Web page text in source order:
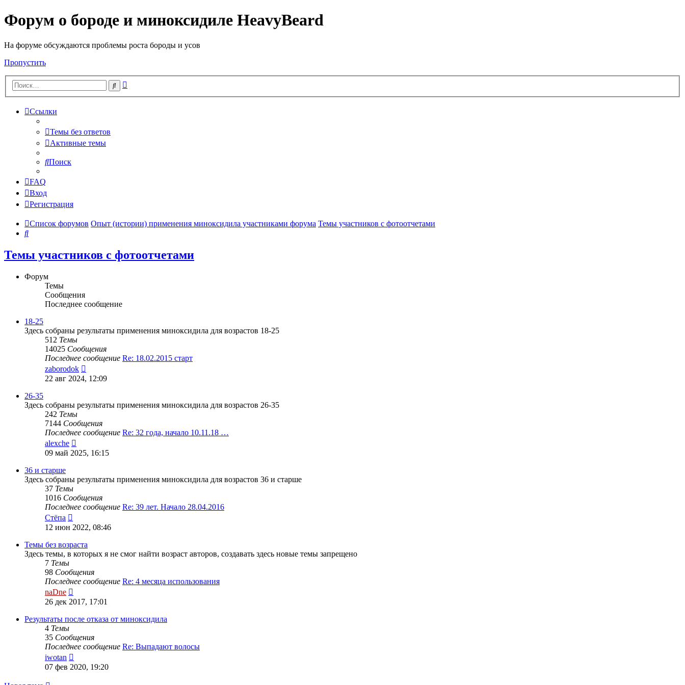
Форум о бороде и миноксидиле HeavyBeard
На форуме обсуждаются проблемы роста бороды и усов
Пропустить
Поиск
Ссылки
Темы без ответов
Активные темы
Поиск
FAQ
Вход
Регистрация
Список форумов Опыт (истории) применения миноксидила участниками форума Темы участников с фотоотчетами
Поиск
Темы участников с фотоотчетами
Форум
Темы
Сообщения
Последнее сообщение
18-25
Здесь собраны результаты применения миноксидила для возрастов 18-25
512 Темы
14025 Сообщения
Последнее сообщение Re: 18.02.2015 старт
zaborodok
к
22 авг 2024, 12:09
26-35
Здесь собраны результаты применения миноксидила для возрастов 26-35
242 Темы
7144 Сообщения
Последнее сообщение Re: 32 года, начало 10.11.18 …
alexche
к
последнему
09 май 2025, 16:15
36 и старше
Здесь собраны результаты применения миноксидила для возрастов 36 и старше
37 Темы
1016 Сообщения
Последнее сообщение Re: 39 лет. Начало 28.04.2016
Стёпа
к
последнему
сообщению
12 июн 2022, 08:46
Темы без возраста
Здесь темы, в которых я не смог найти возраст авторов, создавать здесь новые темы запрещено
7 Темы
98 Сообщения
Последнее сообщение Re: 4 месяца использования
naDne
к
последнему
сообщению
26 дек 2017, 17:01
Результаты после отказа от миноксидила
4 Темы
35 Сообщения
Последнее сообщение Re: Выпадают волосы
iwotan
к
последнему
07 фев 2020, 19:20